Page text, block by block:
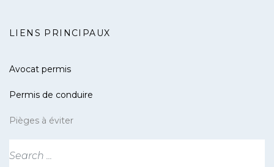
LIENS PRINCIPAUX
Avocat permis
Permis de conduire
Pièges à éviter